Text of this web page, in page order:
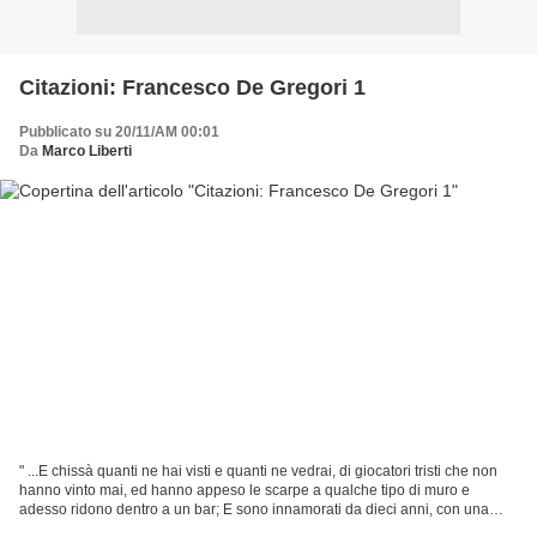
Citazioni: Francesco De Gregori 1
Pubblicato su 20/11/AM 00:01
Da Marco Liberti
" ...E chissà quanti ne hai visti e quanti ne vedrai, di giocatori tristi che non
hanno vinto mai, ed hanno appeso le scarpe a qualche tipo di muro e
adesso ridono dentro a un bar; E sono innamorati da dieci anni, con una